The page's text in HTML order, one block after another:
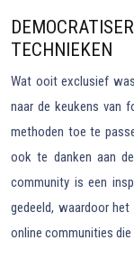
TECHNIEKEN
Wat ooit exclusief
naar de keukens van
methoden toe te
ook te danken aan
community is een
gedeeld, waardoor
online communities